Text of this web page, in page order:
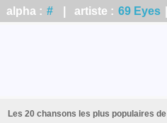
| alpha : # | artiste : 69 Eyes
Les 20 chansons les plus populaires de